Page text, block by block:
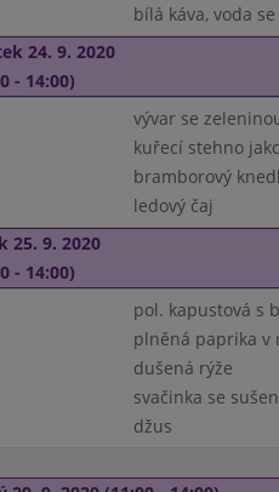
bílá káva, voda
24. 9. 2020
- 14:00)
vývar se
kuřecí stehno
bramborový
ledový čaj
25. 9. 2020
- 14:00)
pol. kapustová s
plněná paprika v
dušená rýže
svačinka se
džus